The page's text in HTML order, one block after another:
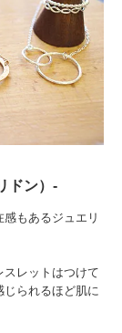
ドン）-
もあるジュエリ
レットはつけて
られるほど肌に